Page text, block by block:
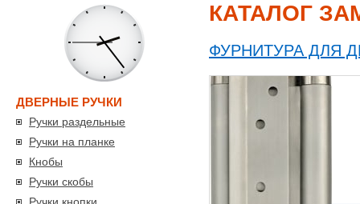
ДВЕРНЫЕ РУЧКИ
Ручки раздельные
Ручки на планке
Кнобы
Ручки скобы
КАТАЛОГ
ФУРНИТУРА ДЛЯ